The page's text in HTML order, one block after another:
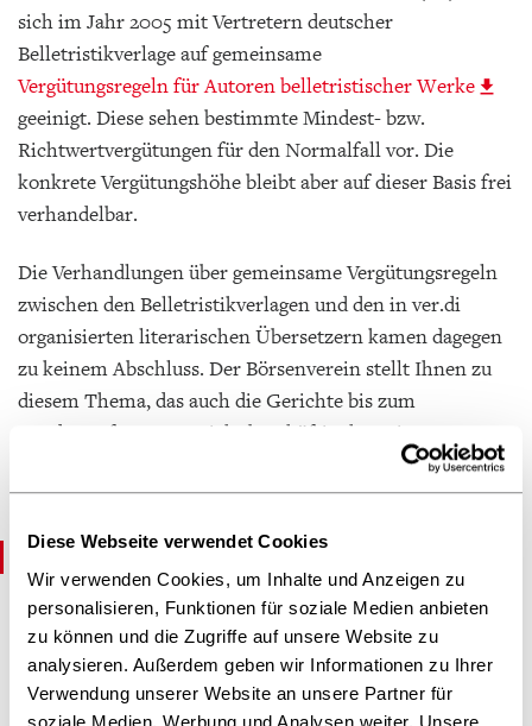
Diese Webseite verwendet Cookies
Wir verwenden Cookies, um Inhalte und Anzeigen zu
personalisieren, Funktionen für soziale Medien anbieten
zu können und die Zugriffe auf unsere Website zu
analysieren. Außerdem geben wir Informationen zu Ihrer
Verwendung unserer Website an unsere Partner für
soziale Medien, Werbung und Analysen weiter. Unsere
sich im Jahr 2005 mit Vertretern deutscher
Belletristikverlage auf gemeinsame
Vergütungsregeln für Autoren belletristischer Werke
geeinigt. Diese sehen bestimmte Mindest- bzw.
Richtwertvergütungen für den Normalfall vor. Die
konkrete Vergütungshöhe bleibt aber auf dieser Basis frei
verhandelbar.
Die Verhandlungen über gemeinsame Vergütungsregeln
zwischen den Belletristikverlagen und den in ver.di
organisierten literarischen Übersetzern kamen dagegen
zu keinem Abschluss. Der Börsenverein stellt Ihnen zu
diesem Thema, das auch die Gerichte bis zum
Bundesverfassungsgericht beschäftigt hat, ein
Downloadpaket mit Fragen und Antworten zur
Verfügung:
Downloads:
BGH Urteil vom 20.01.2011 „Destructive
Emotions“ BGH Urteil vom 20.01.2011
LG Frankfurt: Urteil vom 4.10.2006 im
Rechtsstreit zwischen Börsenverein und VS in